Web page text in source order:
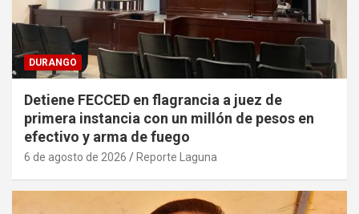
DURANGO
Detiene FECCED en flagrancia a juez de
primera instancia con un millón de pesos en
efectivo y arma de fuego
6 de agosto de 2026 Reporte Laguna